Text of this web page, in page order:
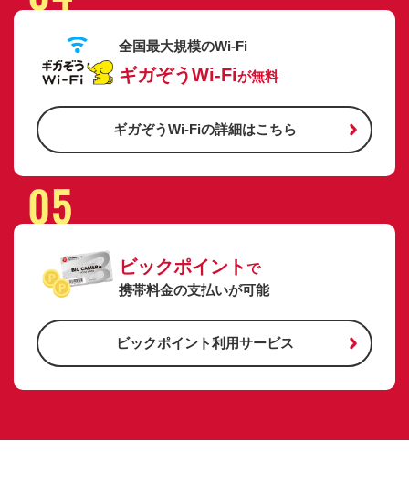
全国最大規模のWi-Fi
ギガぞうWi-Fiが無料
ギガぞうWi-Fiの詳細はこちら
05
ビックポイント で
携帯料金の支払いが可能
ビックポイント利用サービス